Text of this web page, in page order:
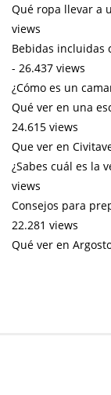
Qué ropa llevar a
views
Bebidas incluidas
- 26.437 views
¿Cómo es un
Qué ver en una
24.615 views
Que ver en
¿Sabes cuál es la
views
Consejos para
22.281 views
Qué ver en